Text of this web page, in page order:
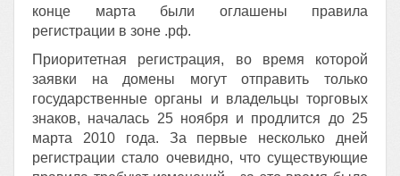
конце марта были оглашены правила
регистрации в зоне .рф.
Приоритетная регистрация, во время которой
заявки на домены могут отправить только
государственные органы и владельцы торговых
знаков, началась 25 ноября и продлится до 25
марта 2010 года. За первые несколько дней
регистрации стало очевидно, что существующие